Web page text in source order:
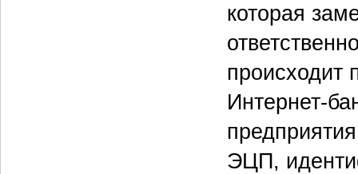
которая
происходит
Интернет-
ЭЦП,